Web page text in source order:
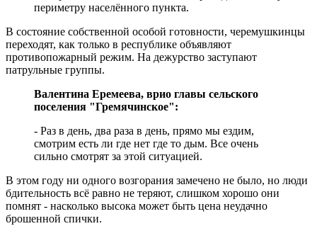
периметру населённого пункта.
В состояние собственной особой готовности, черемушкинцы
переходят, как только в республике объявляют
противопожарный режим. На дежурство заступают
патрульные группы.
Валентина Еремеева, врио главы сельского
поселения "Гремячинское":
- Раз в день, два раза в день, прямо мы ездим,
смотрим есть ли где нет где то дым. Все очень
сильно смотрят за этой ситуацией.
В этом году ни одного возгорания замечено не было, но люди
бдительность всё равно не теряют, слишком хорошо они
помнят - насколько высока может быть цена неудачно
брошенной спички.